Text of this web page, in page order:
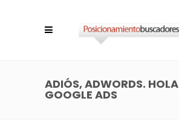
ADIÓS, ADWORDS. HOLA
GOOGLE ADS